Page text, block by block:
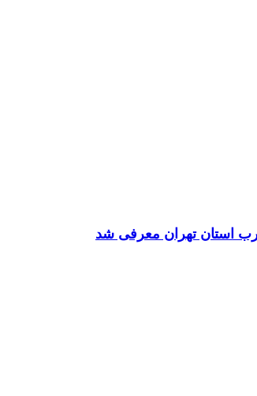
استان تهران معرفی شد